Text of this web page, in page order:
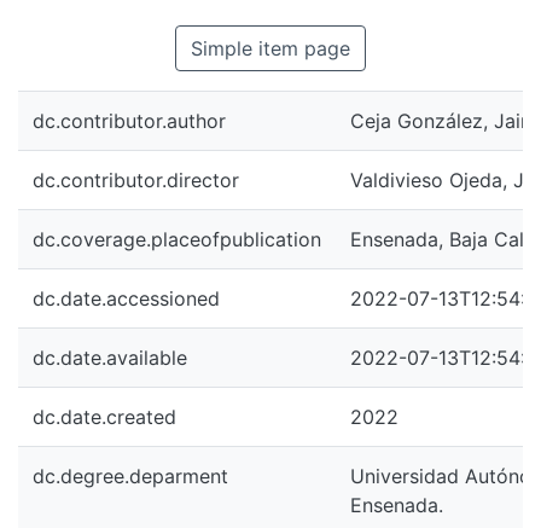
Simple item page
dc.contributor.author Ceja González, Jair
dc.contributor.director Valdivieso Ojeda,
dc.coverage.placeofpublication Ensenada, Baja
dc.date.accessioned 2022-07-
dc.date.available 2022-07-
dc.date.created 2022
dc.degree.deparment
Universidad
Ensenada.